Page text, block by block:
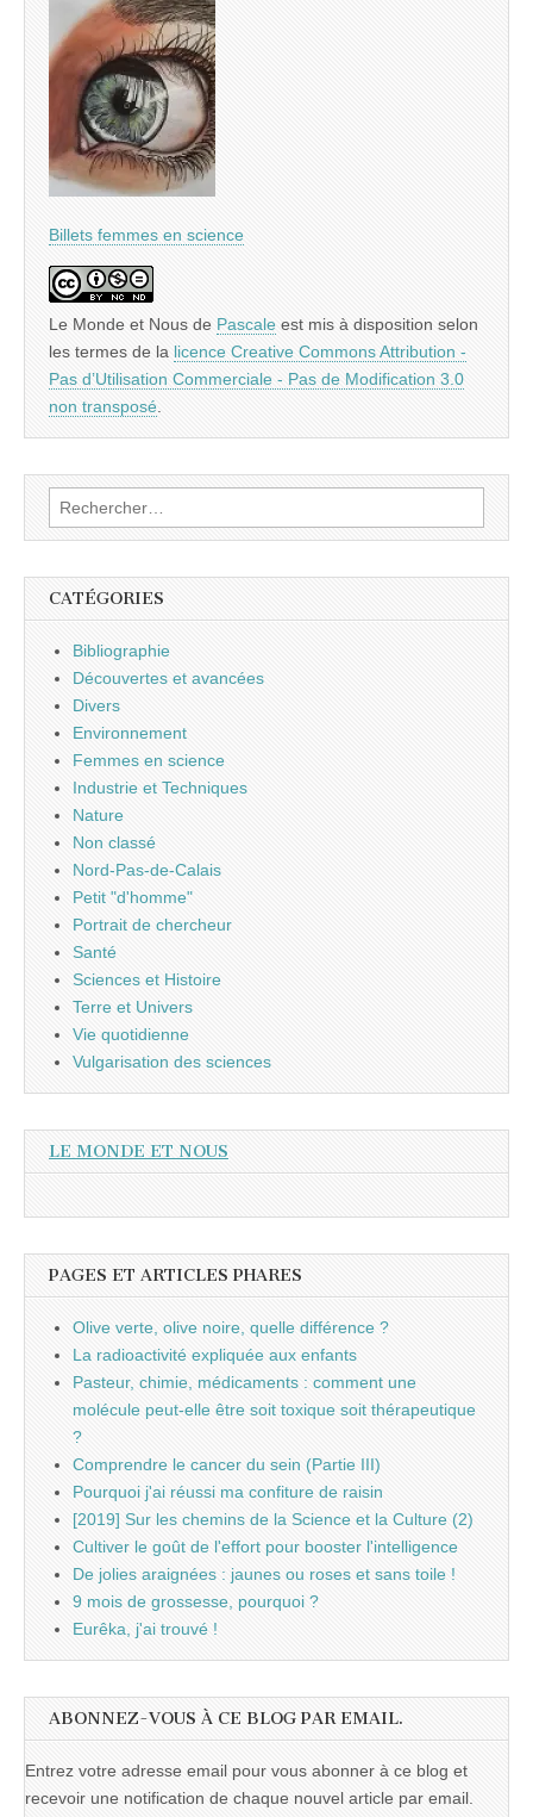
Billets femmes en science
Le Monde et Nous de Pascale est mis à disposition selon
les termes de la licence Creative Commons Attribution -
Pas d’Utilisation Commerciale - Pas de Modification 3.0
non transposé
Rechercher :
CATÉGORIES
Bibliographie
Découvertes et avancées
Divers
Environnement
Femmes en science
Industrie et Techniques
Nature
Non classé
Nord-Pas-de-Calais
Petit "d'homme"
Portrait de chercheur
Santé
Sciences et Histoire
Terre et Univers
Vie quotidienne
Vulgarisation des sciences
LE MONDE ET NOUS
PAGES ET ARTICLES PHARES
Olive verte, olive noire, quelle différence ?
La radioactivité expliquée aux enfants
Pasteur, chimie, médicaments : comment une
molécule peut-elle être soit toxique soit thérapeutique
?
Comprendre le cancer du sein (Partie III)
Pourquoi j'ai réussi ma confiture de raisin
[2019] Sur les chemins de la Science et la Culture (2)
Cultiver le goût de l'effort pour booster l'intelligence
De jolies araignées : jaunes ou roses et sans toile !
9 mois de grossesse, pourquoi ?
Eurêka, j'ai trouvé !
ABONNEZ-VOUS À CE BLOG PAR EMAIL.
Entrez votre adresse email pour vous abonner à ce blog et
recevoir une notification de chaque nouvel article par email.